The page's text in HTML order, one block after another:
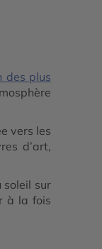
des plus
vers les
d’art,
soleil sur
à la fois